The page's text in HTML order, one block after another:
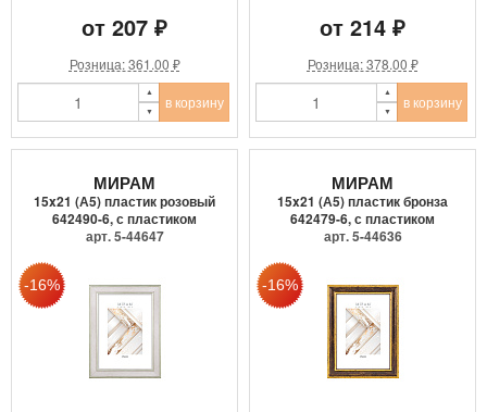
от 207 ₽
Розница: 361.00 ₽
в корзину
от 214 ₽
Розница: 378.00 ₽
в корзину
МИРАМ
15x21 (А5) пластик розовый
642490-6, с пластиком
арт. 5-44647
МИРАМ
15x21 (А5) пластик бронза
642479-6, с пластиком
арт. 5-44636